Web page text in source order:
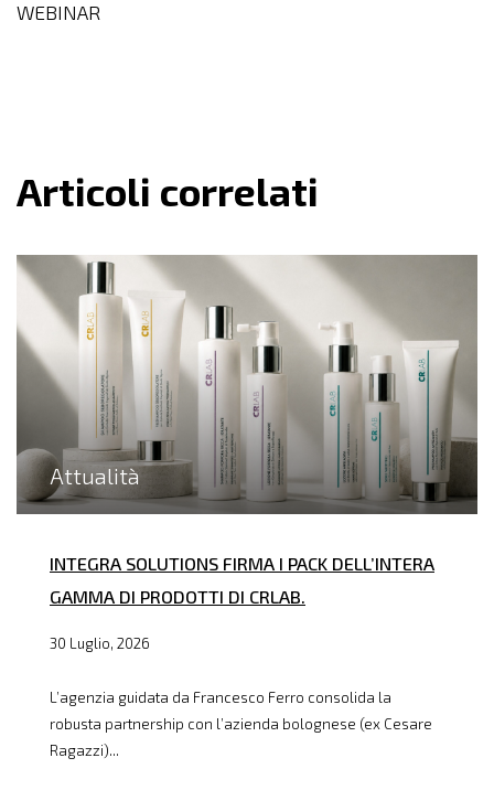
WEBINAR
Articoli correlati
Attualità
INTEGRA SOLUTIONS FIRMA I PACK DELL’INTERA
GAMMA DI PRODOTTI DI CRLAB.
30 Luglio, 2026
L’agenzia guidata da Francesco Ferro consolida la
robusta partnership con l’azienda bolognese (ex Cesare
Ragazzi)...